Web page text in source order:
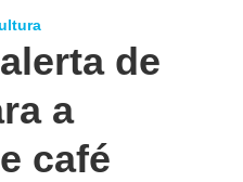
de
a
café